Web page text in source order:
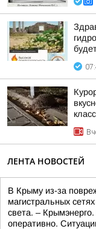
ЛЕНТА НОВОСТЕЙ
В Крыму из-за
магистральных
света. –
оперативно.